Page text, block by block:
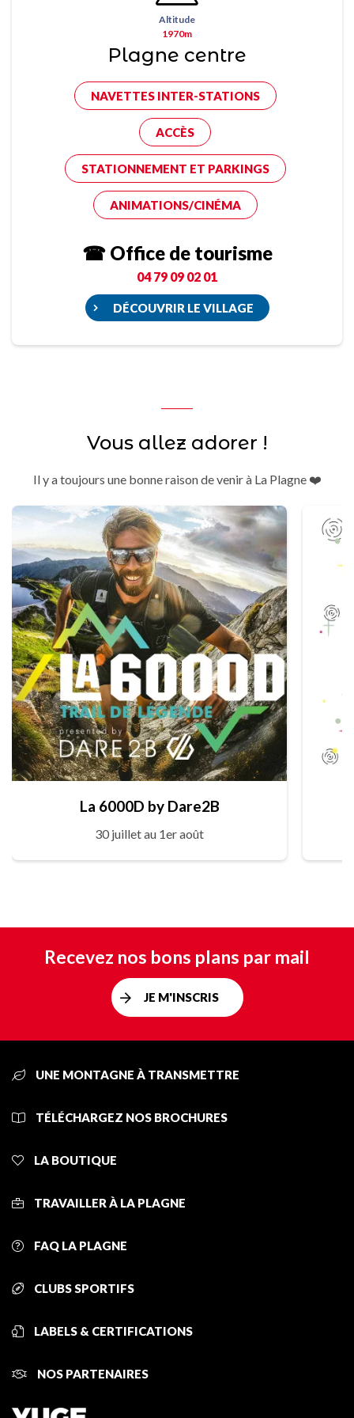
Altitude
1970m
Plagne centre
NAVETTES INTER-STATIONS
ACCÈS
STATIONNEMENT ET PARKINGS
ANIMATIONS/CINÉMA
☎ Office de tourisme
04 79 09 02 01
DÉCOUVRIR LE VILLAGE
Vous allez adorer !
Il y a toujours une bonne raison de venir à La Plagne ❤️
La 6000D by Dare2B
30 juillet au 1er août
Recevez nos bons plans par mail
JE M'INSCRIS
UNE MONTAGNE À TRANSMETTRE
TÉLÉCHARGEZ NOS BROCHURES
LA BOUTIQUE
TRAVAILLER À LA PLAGNE
FAQ LA PLAGNE
CLUBS SPORTIFS
LABELS & CERTIFICATIONS
NOS PARTENAIRES